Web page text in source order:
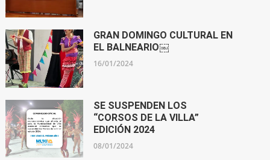
GRAN DOMINGO CULTURAL EN
EL BALNEARIO￼
16/01/2024
SE SUSPENDEN LOS
“CORSOS DE LA VILLA”
EDICIÓN 2024
08/01/2024